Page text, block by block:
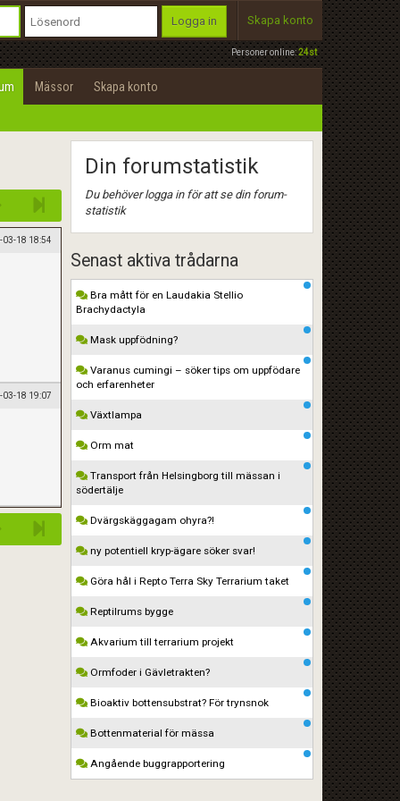
Personer online:24st
Logga in Skapa konto
Mässor Skapa konto
03-18 18:54
03-18 19:07
Din forumstatistik
Du behöver logga in för att se din forum-
statistik
Senast aktiva trådarna
Bra mått för en Laudakia Stellio
Brachydactyla
Mask uppfödning?
Varanus cumingi – söker tips om uppfödare
och erfarenheter
Växtlampa
Orm mat
Transport från Helsingborg till mässan i
södertälje
Dvärgskäggagam ohyra?!
ny potentiell kryp-ägare söker svar!
Göra hål i Repto Terra Sky Terrarium taket
Reptilrums bygge
Akvarium till terrarium projekt
Ormfoder i Gävletrakten?
Bioaktiv bottensubstrat? För trynsnok
Bottenmaterial för mässa
Angående buggrapportering